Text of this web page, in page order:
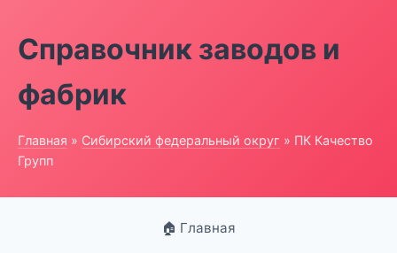
Справочник заводов и
фабрик
Главная » Сибирский федеральный округ » ПК Качество
Групп
🏠 Главная